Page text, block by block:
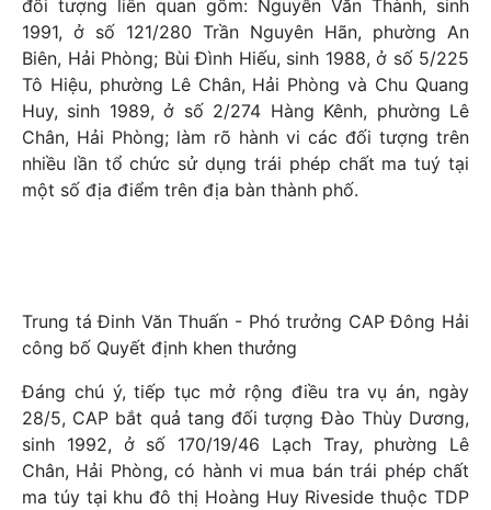
đối tượng liên quan gồm: Nguyễn Văn Thành, sinh
1991, ở số 121/280 Trần Nguyên Hãn, phường An
Biên, Hải Phòng; Bùi Đình Hiếu, sinh 1988, ở số 5/225
Tô Hiệu, phường Lê Chân, Hải Phòng và Chu Quang
Huy, sinh 1989, ở số 2/274 Hàng Kênh, phường Lê
Chân, Hải Phòng; làm rõ hành vi các đối tượng trên
nhiều lần tổ chức sử dụng trái phép chất ma tuý tại
một số địa điểm trên địa bàn thành phố.
Trung tá Đinh Văn Thuấn - Phó trưởng CAP Đông Hải
công bố Quyết định khen thưởng
Đáng chú ý, tiếp tục mở rộng điều tra vụ án, ngày
28/5, CAP bắt quả tang đối tượng Đào Thùy Dương,
sinh 1992, ở số 170/19/46 Lạch Tray, phường Lê
Chân, Hải Phòng, có hành vi mua bán trái phép chất
ma túy tại khu đô thị Hoàng Huy Riveside thuộc TDP